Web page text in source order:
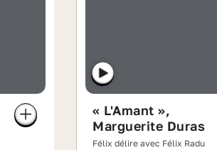
« L'Amant »,
Marguerite Duras
Félix délire avec Félix Radu